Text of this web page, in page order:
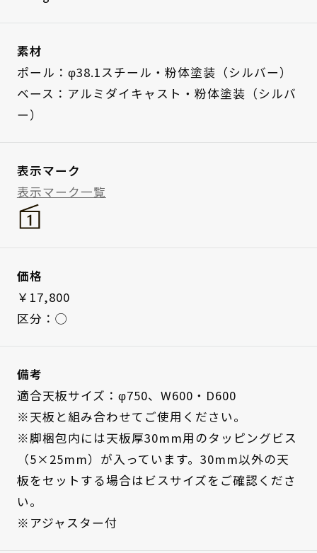
素材
ポール：φ38.1スチール・粉体塗装（シルバー）
ベース：アルミダイキャスト・粉体塗装（シルバ
ー）
表示マーク
表示マーク一覧
価格
￥17,800
区分：◯
備考
適合天板サイズ：φ750、W600・D600
※天板と組み合わせてご使用ください。
※脚梱包内には天板厚30mm用のタッピングビス
（5×25mm）が入っています。30mm以外の天
板をセットする場合はビスサイズをご確認くださ
い。
※アジャスター付